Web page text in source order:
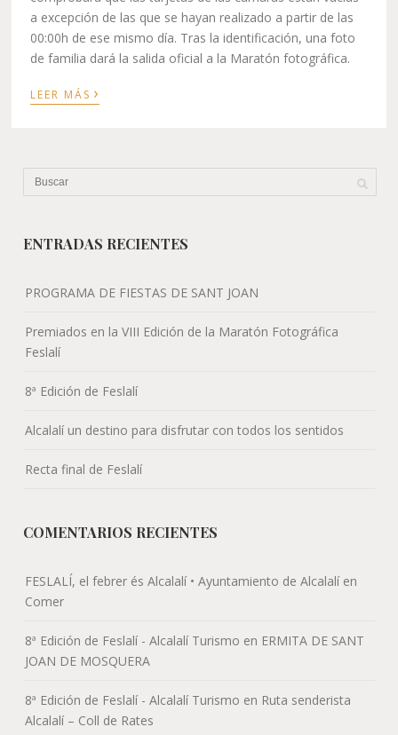
a excepción de las que se hayan realizado a partir de las
00:00h de ese mismo día. Tras la identificación, una foto
de familia dará la salida oficial a la Maratón fotográfica.
LEER MÁS ›
ENTRADAS RECIENTES
PROGRAMA DE FIESTAS DE SANT JOAN
Premiados en la VIII Edición de la Maratón Fotográfica
Feslalí
8ª Edición de Feslalí
Alcalalí un destino para disfrutar con todos los sentidos
Recta final de Feslalí
COMENTARIOS RECIENTES
FESLALÍ, el febrer és Alcalalí • Ayuntamiento de Alcalalí en
Comer
8ª Edición de Feslalí - Alcalalí Turismo en ERMITA DE SANT
JOAN DE MOSQUERA
8ª Edición de Feslalí - Alcalalí Turismo en Ruta senderista
Alcalalí – Coll de Rates